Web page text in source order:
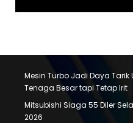
Mesin Turbo Jadi Daya
Tenaga Besar tapi Tetap Irit
Mitsubishi Siaga 55 Diler
2026